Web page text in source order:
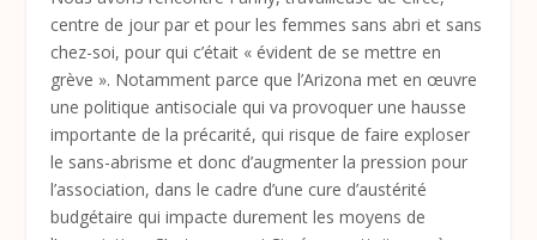
centre de jour par et pour les femmes sans abri et sans
chez-soi, pour qui c’était « évident de se mettre en
grève ». Notamment parce que l’Arizona met en œuvre
une politique antisociale qui va provoquer une hausse
importante de la précarité, qui risque de faire exploser
le sans-abrisme et donc d’augmenter la pression pour
l’association, dans le cadre d’une cure d’austérité
budgétaire qui impacte durement les moyens de